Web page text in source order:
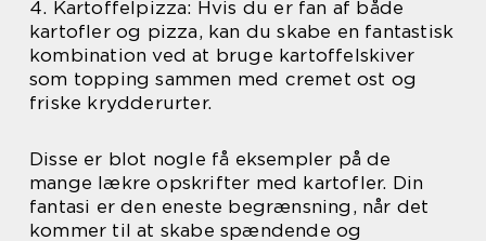
4. Kartoffelpizza: Hvis du er fan af både
kartofler og pizza, kan du skabe en fantastisk
kombination ved at bruge kartoffelskiver
som topping sammen med cremet ost og
friske krydderurter.
Disse er blot nogle få eksempler på de
mange lækre opskrifter med kartofler. Din
fantasi er den eneste begrænsning, når det
kommer til at skabe spændende og